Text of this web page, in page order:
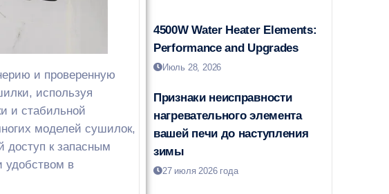
и проверенную
используя
и стабильной
моделей сушилок,
доступ к запасным
удобством в
4500W Water Heater Elements:
Performance and Upgrades
Июль 28, 2026
Признаки неисправности
нагревательного элемента
вашей печи до наступления
зимы
27 июля 2026 года